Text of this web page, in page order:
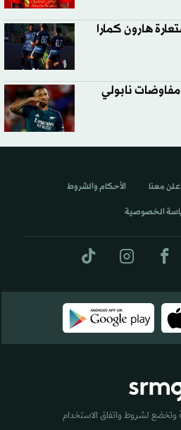
هارون كمارا
نابولي
معنا الأحكام والشروط
الخصوصية
وتخضع لشروط واتفاق الاستخدام